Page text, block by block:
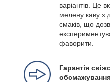
варіантів. Це
мелену каву з
смаків, що
фаворити.
Гарантія